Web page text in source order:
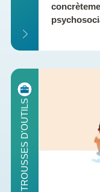
TROUSSES D'OUTILS